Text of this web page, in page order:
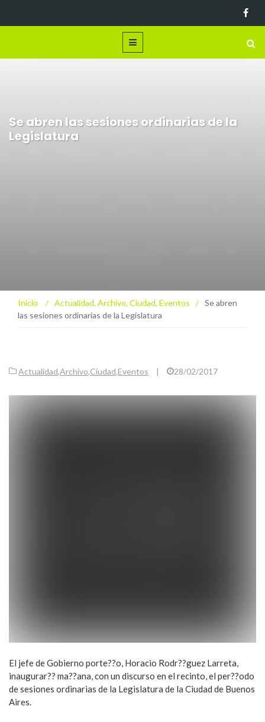
Se abren las sesiones ordinarias de la
Legislatura
Inicio / Actualidad, Archivo, Ciudad, Eventos / Se abren
las sesiones ordinarias de la Legislatura
Actualidad,Archivo,Ciudad,Eventos | 28/02/2017
El jefe de Gobierno porte??o, Horacio Rodr??guez Larreta,
inaugurar?? ma??ana, con un discurso en el recinto, el per??odo
de sesiones ordinarias de la Legislatura de la Ciudad de Buenos
Aires.